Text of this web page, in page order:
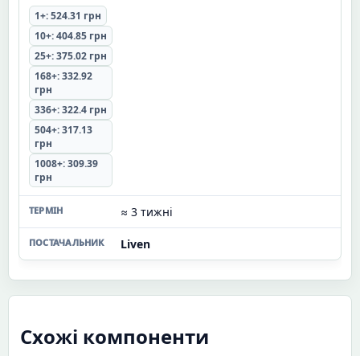
1+: 524.31 грн
10+: 404.85 грн
25+: 375.02 грн
168+: 332.92
грн
336+: 322.4 грн
504+: 317.13
грн
1008+: 309.39
грн
≈ 3 тижні
Liven
Схожі компоненти